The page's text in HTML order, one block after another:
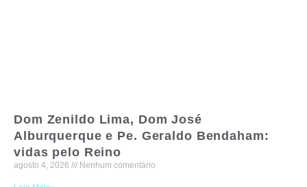
Dom Zenildo Lima, Dom José
Alburquerque e Pe. Geraldo Bendaham:
vidas pelo Reino
agosto 4, 2026 Nenhum comentário